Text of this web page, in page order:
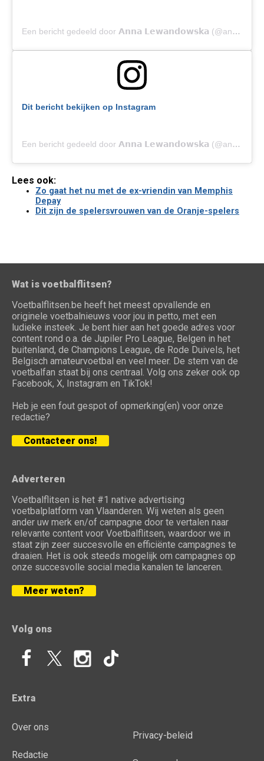
Een bericht gedeeld door 𝗔𝗻𝗻𝗮 𝗟𝗲𝘄𝗮𝗻𝗱𝗼𝘄𝘀𝗸𝗮 (@annalewandowskahpba)
Dit bericht bekijken op Instagram
Een bericht gedeeld door 𝗔𝗻𝗻𝗮 𝗟𝗲𝘄𝗮𝗻𝗱𝗼𝘄𝘀𝗸𝗮 (@annalewandowskahpba)
Lees ook:
Zo gaat het nu met de ex-vriendin van Memphis
Depay
Dit zijn de spelersvrouwen van de Oranje-spelers
Wat is voetbalflitsen?
Voetbalflitsen.be heeft het meest opvallende en
originele voetbalnieuws voor jou in petto, met een
ludieke insteek. Je bent hier aan het goede adres voor
content rond o.a. de Jupiler Pro League, Belgen in het
buitenland, de Champions League, de Rode Duivels, het
Belgisch amateurvoetbal en veel meer. De stem van de
voetbalfan staat bij ons centraal. Volg ons zeker ook op
Facebook, X, Instagram en TikTok!
Heb je een fout gespot of opmerking(en) voor onze
redactie?
Contacteer ons!
Adverteren
Voetbalflitsen is het #1 native advertising
voetbalplatform van Vlaanderen. Wij weten als geen
ander uw merk en/of campagne door te vertalen naar
relevante content voor Voetbalflitsen, waardoor we in
staat zijn zeer succesvolle en efficiënte campagnes te
draaien. Het is ook steeds mogelijk om campagnes op
onze succesvolle social media kanalen te lanceren.
Meer weten?
Volg ons
Extra
Over ons
Redactie
Privacy-beleid